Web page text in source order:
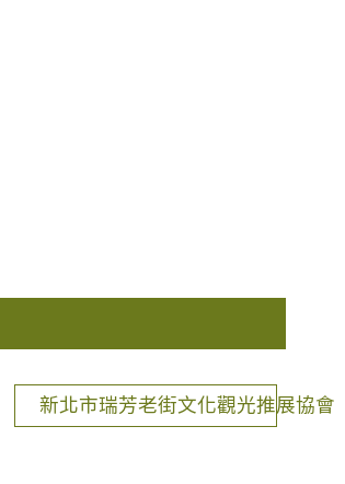
新北市瑞芳老街文化觀光推展協會